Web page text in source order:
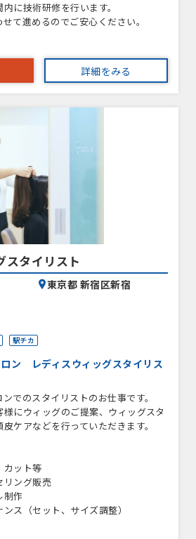
に技術研修を行います。
て進めるのでご安心ください。
詳細をみる
スタイリスト
東京都 新宿区新宿
駅チカ
ロン レディスウィッグスタイリス
でのスタイリストのお仕事です。
にウィッグのご提案、ウィッグスタ
ケアなどを行っていただきます。
ット等
ング販売
作
ス（セット、サイズ調整）